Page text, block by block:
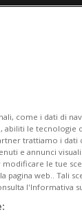
come i dati di
abiliti le tecnologie
trattiamo i dati
e annunci
le tue
pagina web.. Tali
l'Informativa